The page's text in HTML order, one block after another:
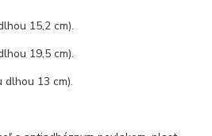
15,2 cm).
19,5 cm).
dlhou 13 cm).